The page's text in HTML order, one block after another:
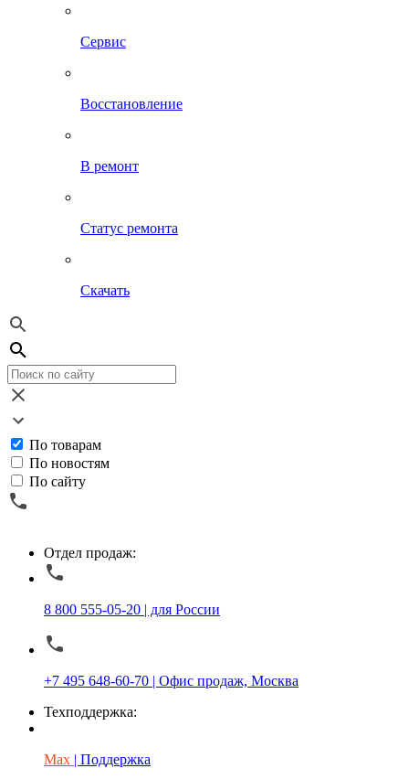
Сервис
Восстановление
В ремонт
Статус ремонта
Скачать
По товарам
По новостям
По сайту
Отдел продаж:
8 800 555-05-20 | для России
+7 495 648-60-70 | Офис продаж, Москва
Техподдержка:
Max | Поддержка